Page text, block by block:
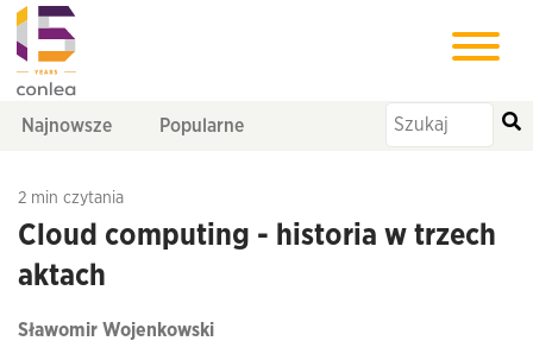
Najnowsze Popularne
2 min czytania
Cloud computing - historia w trzech
aktach
Sławomir Wojenkowski